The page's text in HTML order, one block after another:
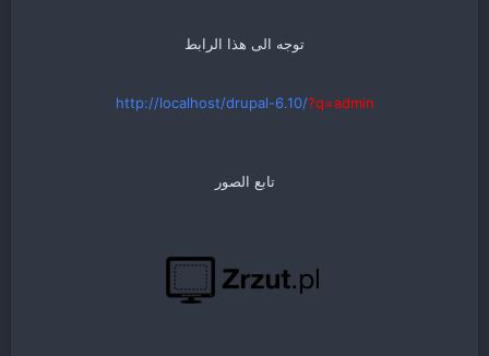
توجه الى هذا الرابط
http://localhost/drupal-6.10/?q=admin
تابع الصور